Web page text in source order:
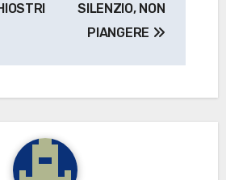
SILENZIO, NON
PIANGERE